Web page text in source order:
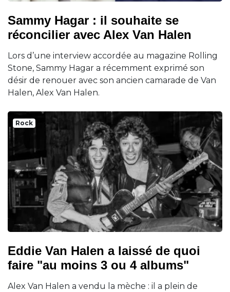
Sammy Hagar : il souhaite se
réconcilier avec Alex Van Halen
Lors d’une interview accordée au magazine Rolling
Stone, Sammy Hagar a récemment exprimé son
désir de renouer avec son ancien camarade de Van
Halen, Alex Van Halen.
Rock
Eddie Van Halen a laissé de quoi
faire "au moins 3 ou 4 albums"
Alex Van Halen a vendu la mèche : il a plein de